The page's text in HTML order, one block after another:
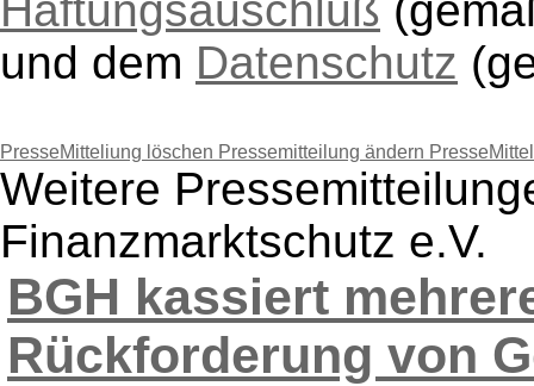
Haftungsauschluß
und dem Datenschutz
PresseMitteliung löschen Pressemitteilung ändern
Weitere
Finanzmarktschutz e.V.
BGH kassiert
Rückforderung von